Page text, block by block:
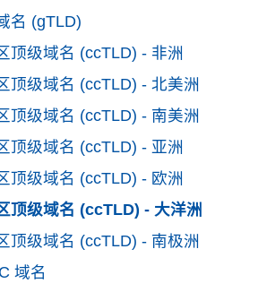
名 (gTLD)
顶级域名 (ccTLD) - 非洲
顶级域名 (ccTLD) - 北美洲
顶级域名 (ccTLD) - 南美洲
顶级域名 (ccTLD) - 亚洲
顶级域名 (ccTLD) - 欧洲
顶级域名 (ccTLD) - 大洋洲
顶级域名 (ccTLD) - 南极洲
域名